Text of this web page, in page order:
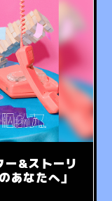
ー&ストーリ
あなたへ」